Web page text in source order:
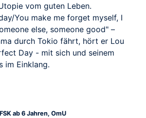
vom guten Leben.
You make me forget myself, I
else, someone good" –
durch Tokio fährt, hört er Lou
Day - mit sich und seinem
im Einklang.
ab 6 Jahren, OmU